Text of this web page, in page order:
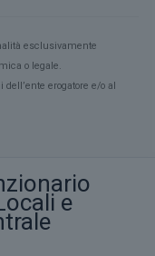
esclusivamente
o legale.
erogatore e/o al
e